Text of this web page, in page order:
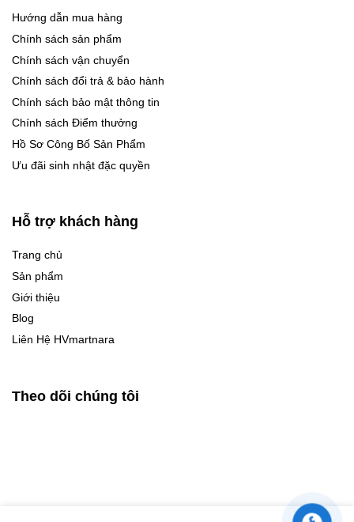
Hướng dẫn mua hàng
Chính sách sản phẩm
Chính sách vận chuyển
Chính sách đổi trả & bảo hành
Chính sách bảo mật thông tin
Chính sách Điểm thưởng
Hồ Sơ Công Bố Sản Phẩm
Ưu đãi sinh nhật đặc quyền
Hỗ trợ khách hàng
Trang chủ
Sản phẩm
Giới thiệu
Blog
Liên Hệ HVmartnara
Theo dõi chúng tôi